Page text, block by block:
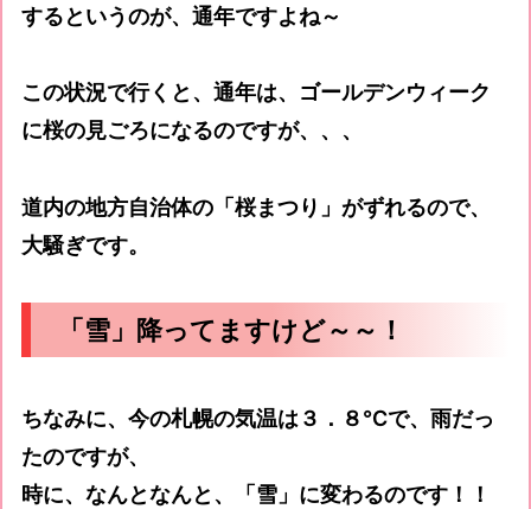
するというのが、通年ですよね～
この状況で行くと、通年は、ゴールデンウィーク
に桜の見ごろになるのですが、、、
道内の地方自治体の「桜まつり」がずれるので、
大騒ぎです。
「雪」降ってますけど～～！
ちなみに、今の札幌の気温は３．８℃で、雨だっ
たのですが、
時に、なんとなんと、「雪」に変わるのです！！